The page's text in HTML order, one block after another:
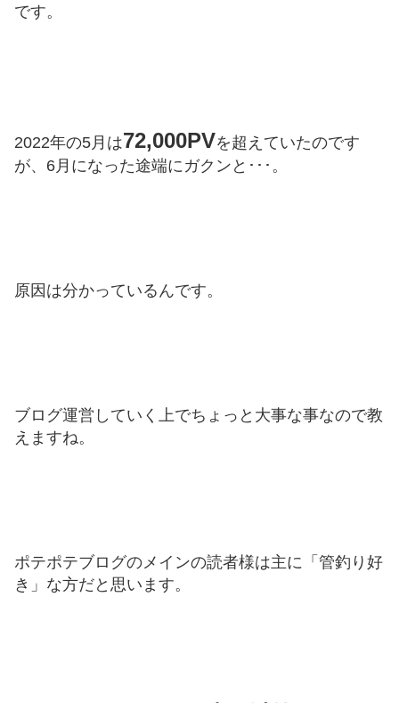
です。
2022年の5月は72,000PVを超えていたのです
が、6月になった途端にガクンと･･･。
原因は分かっているんです。
ブログ運営していく上でちょっと大事な事なので教
えますね。
ポテポテブログのメインの読者様は主に「管釣り好
き」な方だと思います。